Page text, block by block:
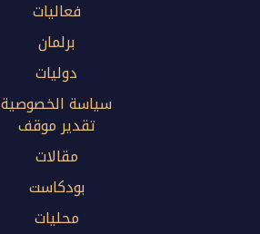
فعاليات
برلمان
دوليات
سياسة الخصوصية
تقدير موقف
مقالات
بودكاست
محليات